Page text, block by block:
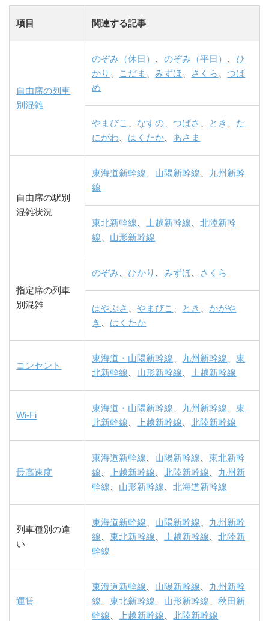
項目 関連する記事
自由席の列車
別混雑
のぞみ（休日） 、のぞみ（平日） 、ひ
かり
こだま 、みずほ さくら 、つば
め
やまびこ なすの 、つばさ とき
た
にがわ
はくたか あさま
自由席の駅別
混雑状況
東海道新幹線 山陽新幹線
九州新幹
線
東北新幹線 上越新幹線 、北陸新幹
線
山形新幹線
指定席の列車
別混雑
のぞみ 、ひかり 、みずほ さくら
はやぶさ 、やまびこ とき
かがや
き
はくたか
コンセント
東海道・山陽新幹線 九州新幹線 、東
北新幹線
山形新幹線 上越新幹線
Wi-Fi
東海道・山陽新幹線 九州新幹線 、東
北新幹線
上越新幹線 、北陸新幹線
最高速度
東海道新幹線 山陽新幹線 、東北新幹
線
上越新幹線 、北陸新幹線
九州新
幹線
山形新幹線 、北海道新幹線
列車種別の違
い
東海道新幹線 山陽新幹線
九州新幹
線 、東北新幹線 上越新幹線 、北陸新
幹線
運賃
東海道新幹線 山陽新幹線
九州新幹
線 、東北新幹線 山形新幹線 、秋田新
幹線
上越新幹線 、北陸新幹線